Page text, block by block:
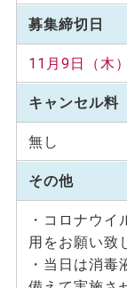
募集締切日
11月9日（木）
キャンセル料
無し
その他
・コロナウ
用をお願い致
・当日は消